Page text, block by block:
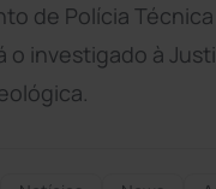
de Polícia
o investigado à